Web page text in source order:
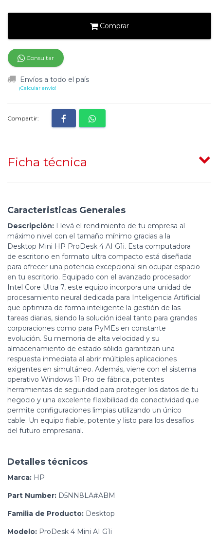
Comprar
Consultar
Envíos a todo el país
¡Calcular envío!
Compartir:
Ficha técnica
Caracteristicas Generales
Descripción: Llevá el rendimiento de tu empresa al
máximo nivel con el tamaño mínimo gracias a la
Desktop Mini HP ProDesk 4 AI G1i. Esta computadora
de escritorio en formato ultra compacto está diseñada
para ofrecer una potencia excepcional sin ocupar espacio
en tu escritorio. Equipado con el avanzado procesador
Intel Core Ultra 7, este equipo incorpora una unidad de
procesamiento neural dedicada para Inteligencia Artificial
que optimiza de forma inteligente la gestión de las
tareas diarias, siendo la solución ideal tanto para grandes
corporaciones como para PyMEs en constante
evolución. Su memoria de alta velocidad y su
almacenamiento de estado sólido garantizan una
respuesta inmediata al abrir múltiples aplicaciones
exigentes en simultáneo. Además, viene con el sistema
operativo Windows 11 Pro de fábrica, potentes
herramientas de seguridad para proteger los datos de tu
negocio y una excelente flexibilidad de conectividad que
permite configuraciones limpias utilizando un único
cable. Un equipo fiable, potente y listo para los desafíos
del futuro empresarial.
Detalles técnicos
Marca: HP
Part Number: D5NN8LA#ABM
Familia de Producto: Desktop
Modelo: ProDesk 4 Mini AI G1i